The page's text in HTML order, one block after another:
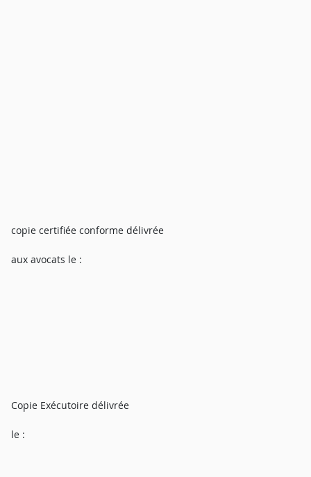
copie certifiée conforme délivrée
aux avocats le :
Copie Exécutoire délivrée
le :